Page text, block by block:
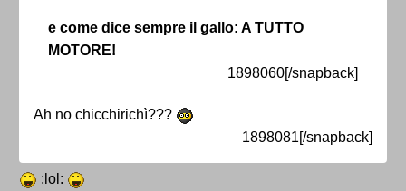
e come dice sempre il gallo: A TUTTO
MOTORE!
1898060[/snapback]
Ah no chicchirichì???
1898081[/snapback]
:lol: